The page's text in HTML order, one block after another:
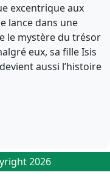
excentrique aux
lance dans une
le mystère du trésor
eux, sa fille Isis
aussi l’histoire
2026